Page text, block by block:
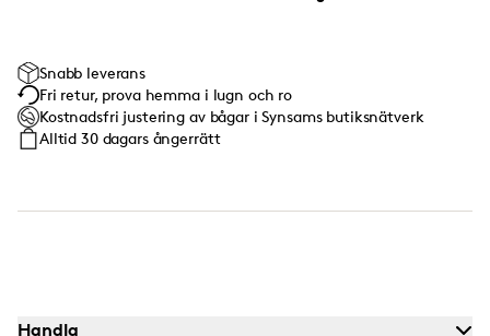
Snabb leverans
Fri retur, prova hemma i lugn och ro
Kostnadsfri justering av bågar i Synsams butiksnätverk
Alltid 30 dagars ångerrätt
Handla